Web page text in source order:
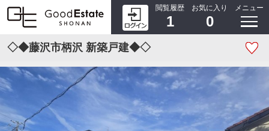
閲覧履歴
1
お気に入り
0
メニュー
◇◆藤沢市柄沢 新築戸建◆◇